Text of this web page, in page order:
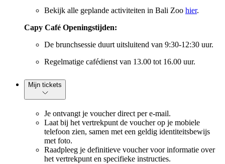
Bekijk alle geplande activiteiten in Bali Zoo hier.
Capy Café Openingstijden:
De brunchsessie duurt uitsluitend van 9:30-12:30 uur.
Regelmatige cafédienst van 13.00 tot 16.00 uur.
Mijn tickets
Je ontvangt je voucher direct per e-mail.
Laat bij het vertrekpunt de voucher op je mobiele
telefoon zien, samen met een geldig identiteitsbewijs
met foto.
Raadpleeg je definitieve voucher voor informatie over
het vertrekpunt en specifieke instructies.